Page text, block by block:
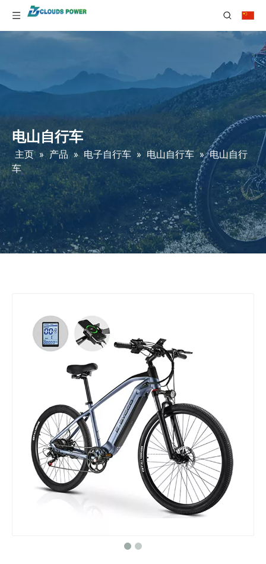
电山自行车
主页 » 产品 » 电子自行车 » 电山自行车 » 电山自行
车